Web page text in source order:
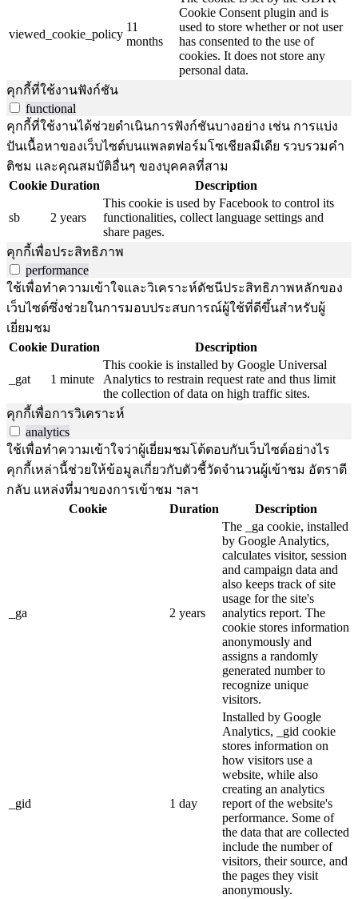
viewed_cookie_policy
11
months
Cookie Consent plugin and is
used to store whether or not user
has consented to the use of
cookies. It does not store any
personal data.
คุกกี้ที่ใช้งานฟังก์ชัน
functional
คุกกี้ที่ใช้งานได้ช่วยดำเนินการฟังก์ชันบางอย่าง เช่น การแบ่ง
ปันเนื้อหาของเว็บไซต์บนแพลตฟอร์มโซเชียลมีเดีย รวบรวมคำ
ติชม และคุณสมบัติอื่นๆ ของบุคคลที่สาม
Cookie Duration Description
sb 2 years
This cookie is used by Facebook to control its
functionalities, collect language settings and
share pages.
คุกกี้เพื่อประสิทธิภาพ
performance
ใช้เพื่อทำความเข้าใจและวิเคราะห์ดัชนีประสิทธิภาพหลักของ
เว็บไซต์ซึ่งช่วยในการมอบประสบการณ์ผู้ใช้ที่ดีขึ้นสำหรับผู้
เยี่ยมชม
Cookie Duration Description
_gat 1 minute
This cookie is installed by Google Universal
Analytics to restrain request rate and thus limit
the collection of data on high traffic sites.
คุกกี้เพื่อการวิเคราะห์
analytics
ใช้เพื่อทำความเข้าใจว่าผู้เยี่ยมชมโต้ตอบกับเว็บไซต์อย่างไร
คุกกี้เหล่านี้ช่วยให้ข้อมูลเกี่ยวกับตัวชี้วัดจำนวนผู้เข้าชม อัตราตี
กลับ แหล่งที่มาของการเข้าชม ฯลฯ
Cookie
Duration Description
_ga 2 years
The _ga cookie, installed
by Google Analytics,
calculates visitor, session
and campaign data and
also keeps track of site
usage for the site's
analytics report. The
cookie stores information
anonymously and
assigns a randomly
generated number to
recognize unique
visitors.
_gid 1 day
Installed by Google
Analytics, _gid cookie
stores information on
how visitors use a
website, while also
creating an analytics
report of the website's
performance. Some of
the data that are collected
include the number of
visitors, their source, and
the pages they visit
anonymously.